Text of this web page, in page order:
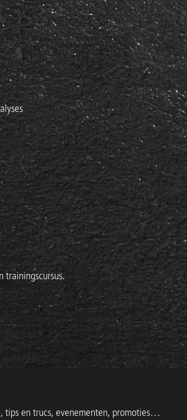
trainingscursus.
tips en trucs, evenementen, promoties…